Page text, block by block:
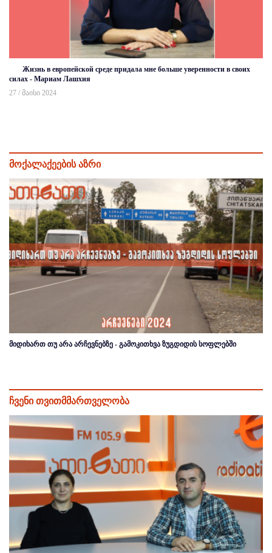
Жизнь в европейской среде придала мне больше уверенности в своих
силах - Мариам Лашхия
27 / მაისი 2024
მოქალაქეების აზრი
მიდიხართ თუ არა არჩევნებზე - გამოკითხვა ზუგდიდის სოფლებში
ჩვენი თვითმმართველობა